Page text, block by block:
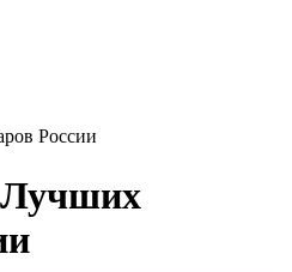
России
Лучших